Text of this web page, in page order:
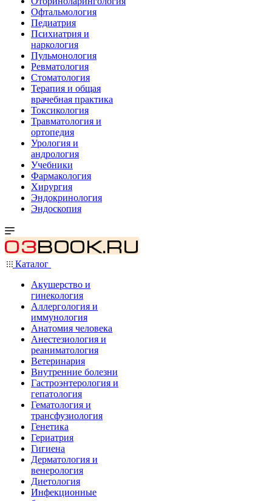
Офтальмология
Педиатрия
Психиатрия и
наркология
Пульмонология
Ревматология
Стоматология
Терапия и общая
врачебная практика
Токсикология
Травматология и
ортопедия
Урология и
андрология
Учебники
Фармакология
Хирургия
Эндокринология
Эндоскопия
Каталог
Акушерство и
гинекология
Аллергология и
иммунология
Анатомия человека
Анестезиология и
реаниматология
Ветеринария
Внутренние болезни
Гастроэнтерология и
гепатология
Гематология и
трансфузиология
Генетика
Гериатрия
Гигиена
Дерматология и
венерология
Диетология
Инфекционные